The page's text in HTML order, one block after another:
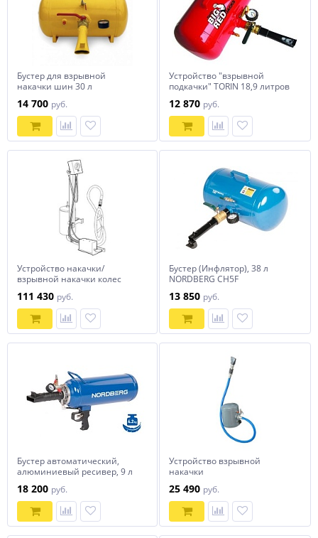
Бустер для взрывной
накачки шин 30 л
14 700 руб.
Устройство "взрывной
подкачки" TORIN 18,9 литров
12 870 руб.
Устройство накачки/
взрывной накачки колес
111 430 руб.
Бустер (Инфлятор), 38 л
NORDBERG CH5F
13 850 руб.
Бустер автоматический,
алюминиевый ресивер, 9 л
18 200 руб.
Устройство взрывной
накачки
25 490 руб.